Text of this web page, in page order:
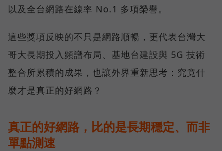
以及全台網路在線率 No.1 多項榮譽。
這些獎項反映的不只是網路順暢，更代表台灣大
哥大長期投入頻譜布局、基地台建設與 5G 技術
整合所累積的成果，也讓外界重新思考：究竟什
麼才是真正的好網路？
真正的好網路，比的是長期穩定、而非
單點測速